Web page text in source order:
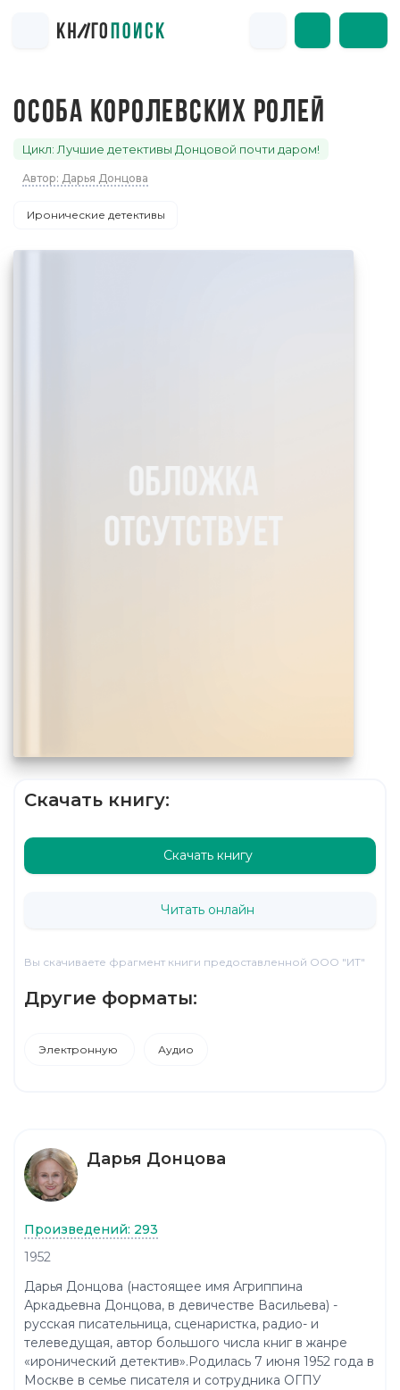
ОСОБА КОРОЛЕВСКИХ РОЛЕЙ
Цикл: Лучшие детективы Донцовой почти даром!
Автор: Дарья Донцова
Иронические детективы
Скачать книгу:
Скачать книгу
Читать онлайн
Вы скачиваете фрагмент книги предоставленной ООО "ИТ"
Другие форматы:
Электронную Аудио
Дарья Донцова
Произведений: 293
1952
Дарья Донцова (настоящее имя Агриппина
Аркадьевна Донцова, в девичестве Васильева) -
русская писательница, сценаристка, радио- и
телеведущая, автор большого числа книг в жанре
«иронический детектив».Родилась 7 июня 1952 года в
Москве в семье писателя и сотрудника ОГПУ